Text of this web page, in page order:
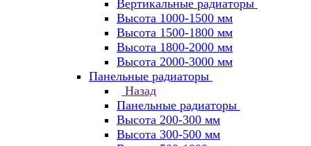
Вертикальные радиаторы
Высота 1000-1500 мм
Высота 1500-1800 мм
Высота 1800-2000 мм
Высота 2000-3000 мм
Панельные радиаторы
Назад
Панельные радиаторы
Высота 200-300 мм
Высота 300-500 мм